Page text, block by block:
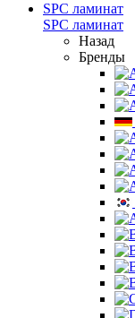
SPC ламинат
SPC ламинат
Назад
Бренды